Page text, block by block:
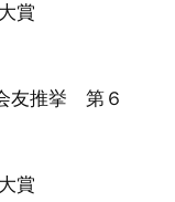
賞
友推挙 第６
賞